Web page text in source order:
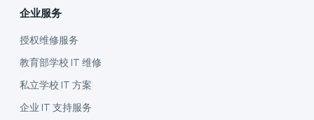
企业服务
授权维修服务
教育部学校 IT 维修
私立学校 IT 方案
企业 IT 支持服务